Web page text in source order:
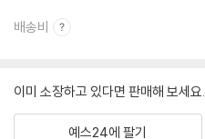
배송비
이미 소장하고 있다면 판매해 보세요.
예스24에 팔기